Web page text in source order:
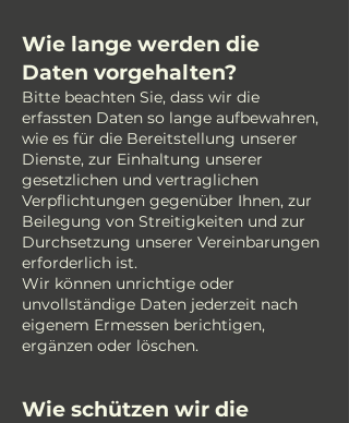
Wie lange werden die
Daten vorgehalten?
Bitte beachten Sie, dass wir die
erfassten Daten so lange aufbewahren,
wie es für die Bereitstellung unserer
Dienste, zur Einhaltung unserer
gesetzlichen und vertraglichen
Verpflichtungen gegenüber Ihnen, zur
Beilegung von Streitigkeiten und zur
Durchsetzung unserer Vereinbarungen
erforderlich ist.
Wir können unrichtige oder
unvollständige Daten jederzeit nach
eigenem Ermessen berichtigen,
ergänzen oder löschen.
Wie schützen wir die